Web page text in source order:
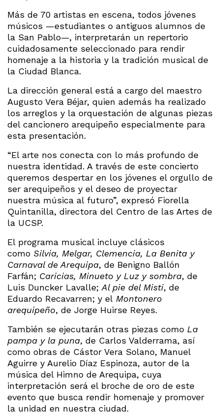
Más de 70 artistas en escena, todos jóvenes
músicos —estudiantes o antiguos alumnos de
la San Pablo—, interpretarán un repertorio
cuidadosamente seleccionado para rendir
homenaje a la historia y la tradición musical de
la Ciudad Blanca.
La dirección general está a cargo del maestro
Augusto Vera Béjar, quien además ha realizado
los arreglos y la orquestación de algunas piezas
del cancionero arequipeño especialmente para
esta presentación.
“El arte nos conecta con lo más profundo de
nuestra identidad. A través de este concierto
queremos despertar en los jóvenes el orgullo de
ser arequipeños y el deseo de proyectar
nuestra música al futuro”, expresó Fiorella
Quintanilla, directora del Centro de las Artes de
la UCSP.
El programa musical incluye clásicos
como Silvia, Melgar, Clemencia, La Benita y
Carnaval de Arequipa, de Benigno Ballón
Farfán; Caricias, Minueto y Luz y sombra, de
Luis Duncker Lavalle; Al pie del Misti, de
Eduardo Recavarren; y el Montonero
arequipeño, de Jorge Huirse Reyes.
También se ejecutarán otras piezas como La
pampa y la puna, de Carlos Valderrama, así
como obras de Cástor Vera Solano, Manuel
Aguirre y Aurelio Díaz Espinoza, autor de la
música del Himno de Arequipa, cuya
interpretación será el broche de oro de este
evento que busca rendir homenaje y promover
la unidad en nuestra ciudad.